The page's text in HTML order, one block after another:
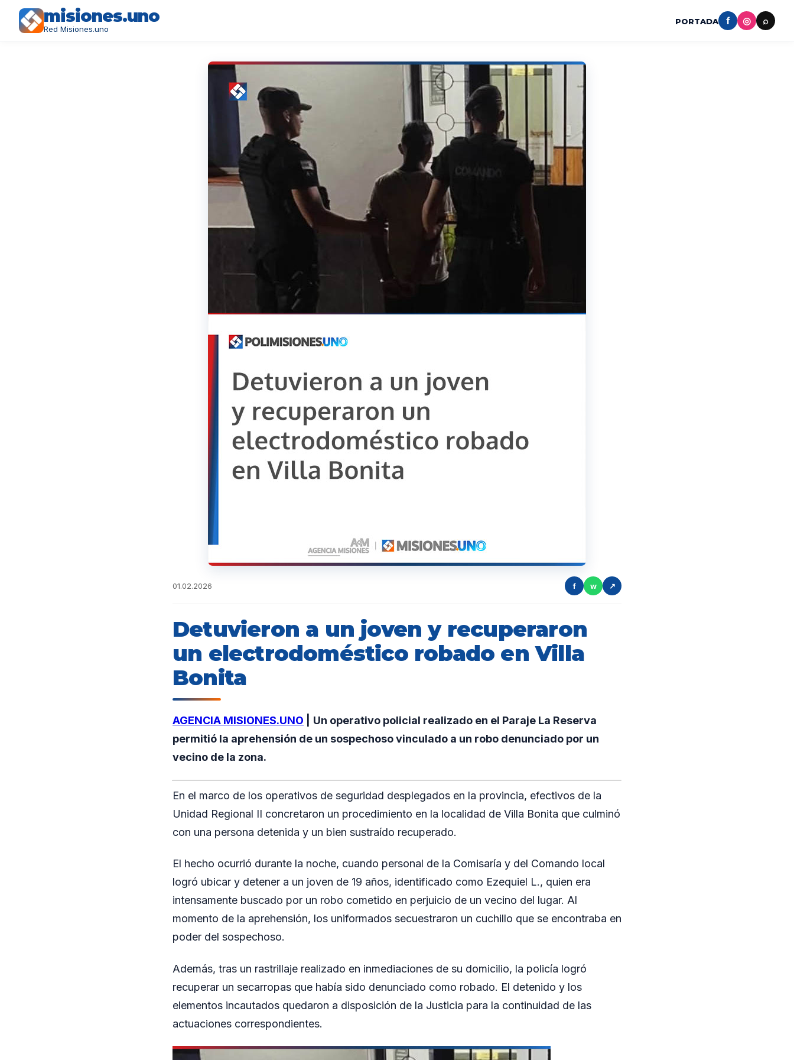
misiones.uno
Red Misiones.uno
PORTADA f ◎ ⌕
01.02.2026 f w ↗
Detuvieron a un joven y recuperaron
un electrodoméstico robado en Villa
Bonita
AGENCIA MISIONES.UNO
Un operativo policial realizado en el Paraje La Reserva
permitió la aprehensión de un sospechoso vinculado a un robo denunciado por un
vecino de la zona.
En el marco de los operativos de seguridad desplegados en la provincia, efectivos de la
Unidad Regional II concretaron un procedimiento en la localidad de Villa Bonita que culminó
con una persona detenida y un bien sustraído recuperado.
El hecho ocurrió durante la noche, cuando personal de la Comisaría y del Comando local
logró ubicar y detener a un joven de 19 años, identificado como Ezequiel L., quien era
intensamente buscado por un robo cometido en perjuicio de un vecino del lugar. Al
momento de la aprehensión, los uniformados secuestraron un cuchillo que se encontraba en
poder del sospechoso.
Además, tras un rastrillaje realizado en inmediaciones de su domicilio, la policía logró
recuperar un secarropas que había sido denunciado como robado. El detenido y los
elementos incautados quedaron a disposición de la Justicia para la continuidad de las
actuaciones correspondientes.